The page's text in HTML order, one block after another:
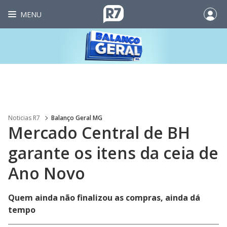
MENU
Noticias R7 Balanço Geral MG
Mercado Central de BH
garante os itens da ceia de
Ano Novo
Quem ainda não finalizou as compras, ainda dá
tempo